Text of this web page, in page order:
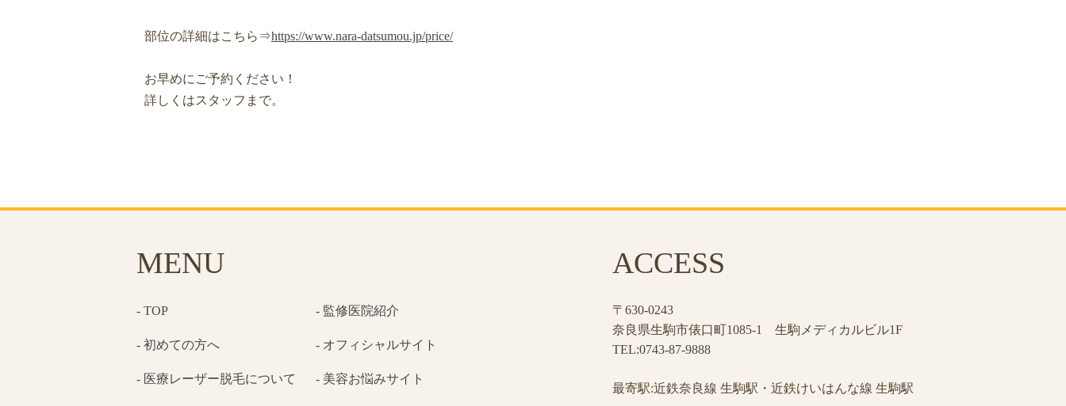
部位の詳細はこちら⇒https://www.nara-datsumou.jp/price/
お早めにご予約ください！
詳しくはスタッフまで。
MENU
- TOP
- 初めての方へ
- 医療レーザー脱毛について
- 監修医院紹介
- オフィシャルサイト
- 美容お悩みサイト
ACCESS
〒630-0243
奈良県生駒市俵口町1085-1 生駒メディカルビル1F
TEL:0743-87-9888
最寄駅:近鉄奈良線 生駒駅・近鉄けいはんな線 生駒駅